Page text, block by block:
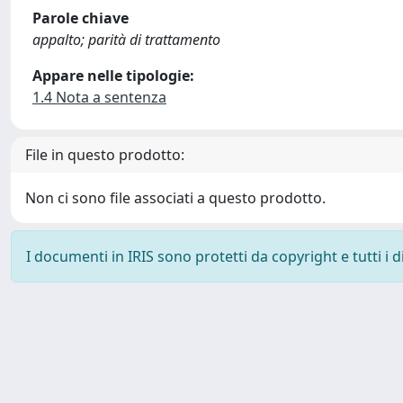
Parole chiave
appalto; parità di trattamento
Appare nelle tipologie:
1.4 Nota a sentenza
File in questo prodotto:
Non ci sono file associati a questo prodotto.
I documenti in IRIS sono protetti da copyright e tutti i